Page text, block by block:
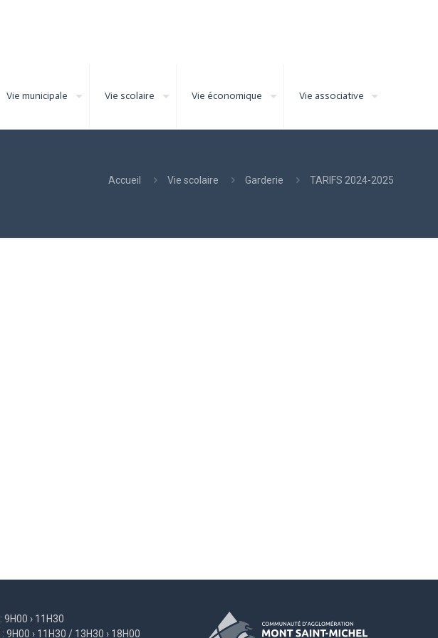
Vie municipale Vie scolaire Vie économique Vie associative
Accueil Vie scolaire Garderie TARIFS 2024-2025
: 9H00 › 11H30
: 9H00 › 11H30 / 13H30 › 18H00